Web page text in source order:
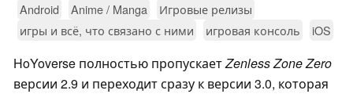
Android Anime / Manga
Игровые релизы
игры и всё, что связано с ними
игровая консоль iOS
HoYoverse полностью пропускаетZenless Zone Zero
версии 2.9 и переходит сразу к версии 3.0, которая